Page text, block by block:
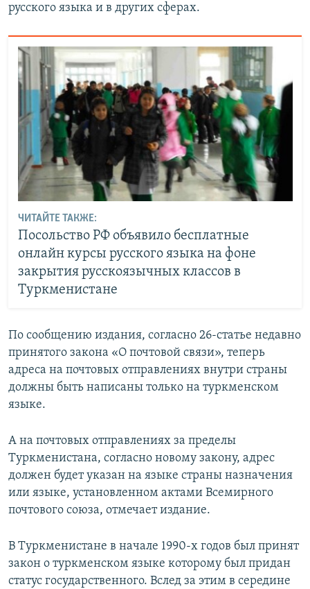
русского языка и в других сферах.
ЧИТАЙТЕ ТАКЖЕ:
Посольство РФ объявило бесплатные
онлайн курсы русского языка на фоне
закрытия русскоязычных классов в
Туркменистане
По сообщению издания, согласно 26-статье недавно
принятого закона «О почтовой связи», теперь
адреса на почтовых отправлениях внутри страны
должны быть написаны только на туркменском
языке.
А на почтовых отправлениях за пределы
Туркменистана, согласно новому закону, адрес
должен будет указан на языке страны назначения
или языке, установленном актами Всемирного
почтового союза, отмечает издание.
В Туркменистане в начале 1990-х годов был принят
закон о туркменском языке которому был придан
статус государственного. Вслед за этим в середине